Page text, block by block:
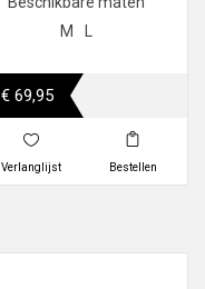
M
L
€ 69,95
Verlanglijst Bestellen